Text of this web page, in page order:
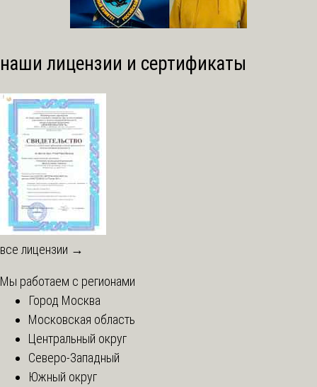
наши лицензии и сертификаты
все лицензии →
Мы работаем с регионами
Город Москва
Московская область
Центральный округ
Северо-Западный
Южный округ